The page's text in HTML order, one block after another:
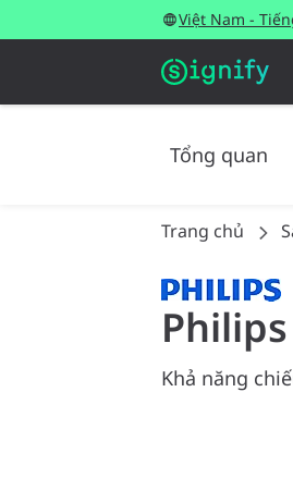
Việt Nam -
Tổng quan
Trang chủ
Khả năng